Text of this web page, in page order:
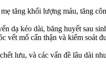
tăng khối lượng máu, tăng
dạ kéo dài, băng huyết sau
mổ cẩn thận và kiểm soát
lưu, và các vấn đề lâu dài